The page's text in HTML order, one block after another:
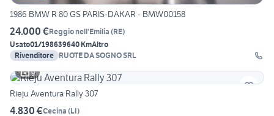
1986 BMW R 80 GS PARIS-DAKAR - BMW00158
24.000 €Reggio nell'Emilia (RE)
Usato01/198639640 KmAltro
Rivenditore RUOTE DA SOGNO SRL
9
Rieju Aventura Rally 307
4.830 €Cecina (LI)